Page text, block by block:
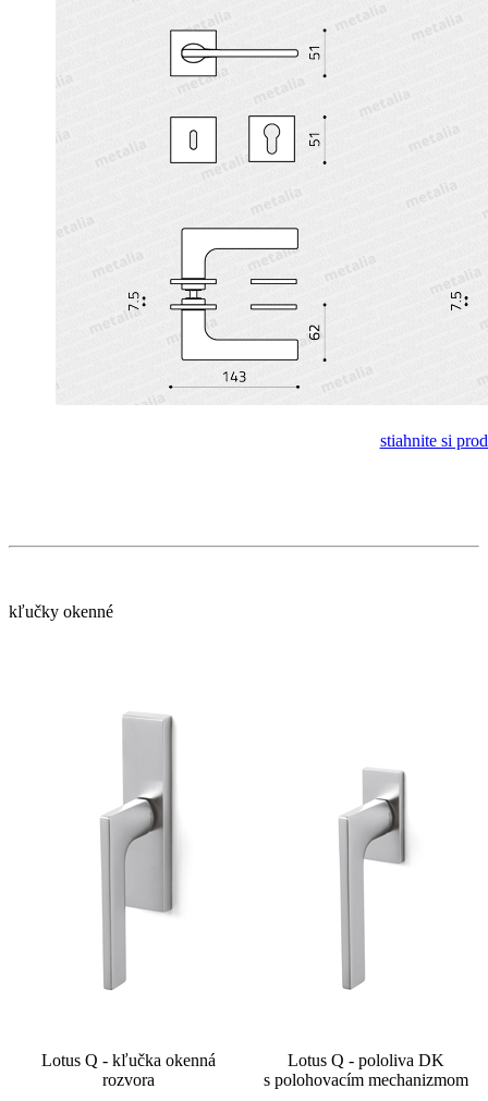
stiahnite si
kľučky okenné
Lotus Q - kľučka okenná
rozvora
Lotus Q - pololiva DK
s polohovacím mechanizmom